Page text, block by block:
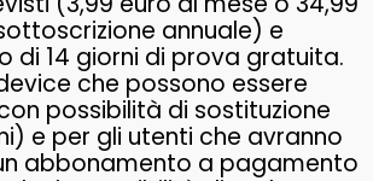
annuale) e
di 14 giorni di prova gratuita.
che possono essere
possibilità di sostituzione
e per gli utenti che avranno
abbonamento a pagamento